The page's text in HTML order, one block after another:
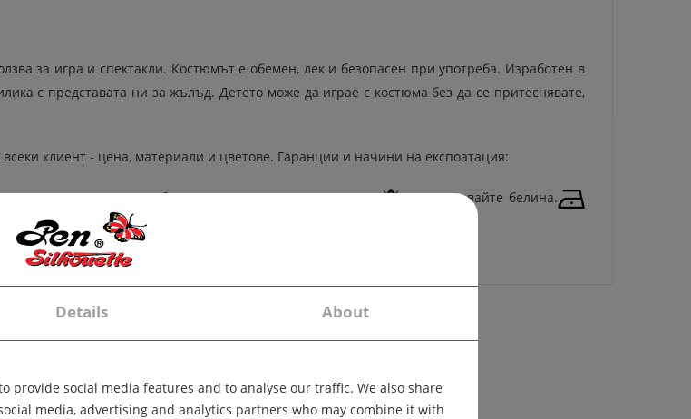
за игра и спектакли. Костюмът е обемен, лек и безопасен при употреба. Изработен в
с представата ни за жълъд. Детето може да играе с костюма без да се притеснявате,
клиент - цена, материали и цветове. Гаранции и начини на експоатация:
на пране трябва да е не повече от 30 градуса.
Не използвайте белина.
чистене. Не важи, ако продуктът се изработи от други материали.
Details About
provide social media features and to analyse our traffic. We also share
media, advertising and analytics partners who may combine it with